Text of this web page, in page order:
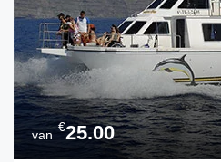
van
€25.00